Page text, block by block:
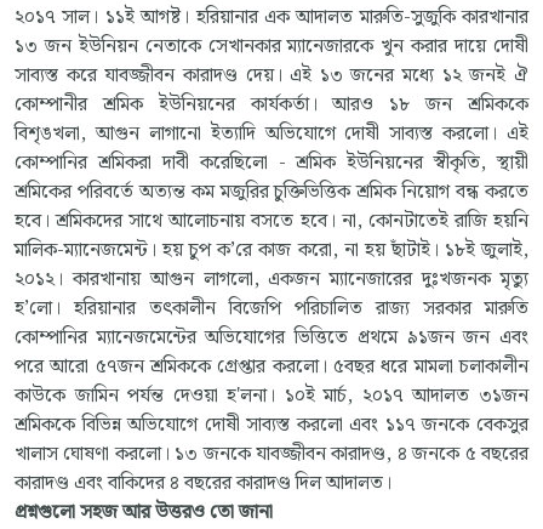
২০১৭ সাল। ১১ই আগষ্ট। হরিয়ানার এক আদালত মারুতি-সুজুকি কারখানার
১৩ জন ইউনিয়ন নেতাকে সেখানকার ম্যানেজারকে খুন করার দায়ে দোষী
সাব্যস্ত করে যাবজ্জীবন কারাদণ্ড দেয়। এই ১৩ জনের মধ্যে ১২ জনই ঐ
কোম্পানীর শ্রমিক ইউনিয়নের কার্যকর্তা। আরও ১৮ জন শ্রমিককে
বিশৃঙখলা, আগুন লাগানো ইত্যাদি অভিযোগে দোষী সাব্যস্ত করলো। এই
কোম্পানির শ্রমিকরা দাবী করেছিলো - শ্রমিক ইউনিয়নের স্বীকৃতি, স্থায়ী
শ্রমিকের পরিবর্তে অত্যন্ত কম মজুরির চুক্তিভিত্তিক শ্রমিক নিয়োগ বন্ধ করতে
হবে। শ্রমিকদের সাথে আলোচনায় বসতে হবে। না, কোনটাতেই রাজি হয়নি
মালিক-ম্যানেজমেন্ট। হয় চুপ ক’রে কাজ করো, না হয় ছাঁটাই। ১৮ই জুলাই,
২০১২। কারখানায় আগুন লাগলো, একজন ম্যানেজারের দুঃখজনক মৃত্যু
হ’লো। হরিয়ানার তৎকালীন বিজেপি পরিচালিত রাজ্য সরকার মারুতি
কোম্পানির ম্যানেজমেন্টের অভিযোগের ভিত্তিতে প্রথমে ৯১জন জন এবং
পরে আরো ৫৭জন শ্রমিককে গ্রেপ্তার করলো। ৫বছর ধরে মামলা চলাকালীন
কাউকে জামিন পর্যন্ত দেওয়া হ'লনা। ১০ই মার্চ, ২০১৭ আদালত ৩১জন
শ্রমিককে বিভিন্ন অভিযোগে দোষী সাব্যস্ত করলো এবং ১১৭ জনকে বেকসুর
খালাস ঘোষণা করলো। ১৩ জনকে যাবজ্জীবন কারাদণ্ড, ৪ জনকে ৫ বছরের
কারাদণ্ড এবং বাকিদের ৪ বছরের কারাদণ্ড দিল আদালত।
প্রশ্নগুলো সহজ আর উত্তরও তো জানা